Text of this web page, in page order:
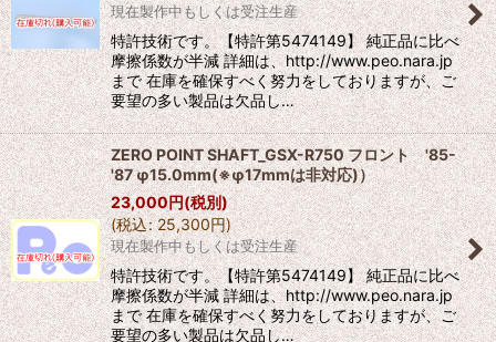
現在製作中もしくは受注生産
特許技術です。【特許第5474149】 純正品に比べ
摩擦係数が半減 詳細は、http://www.peo.nara.jp
まで 在庫を確保すべく努力をしておりますが、ご
要望の多い製品は欠品し…
ZERO POINT SHAFT_GSX-R750 フロント '85-
'87 φ15.0mm(※φ17mmは非対応)）
23,000円(税別)
(税込: 25,300円)
現在製作中もしくは受注生産
特許技術です。【特許第5474149】 純正品に比べ
摩擦係数が半減 詳細は、http://www.peo.nara.jp
まで 在庫を確保すべく努力をしておりますが、ご
要望の多い製品は欠品し…